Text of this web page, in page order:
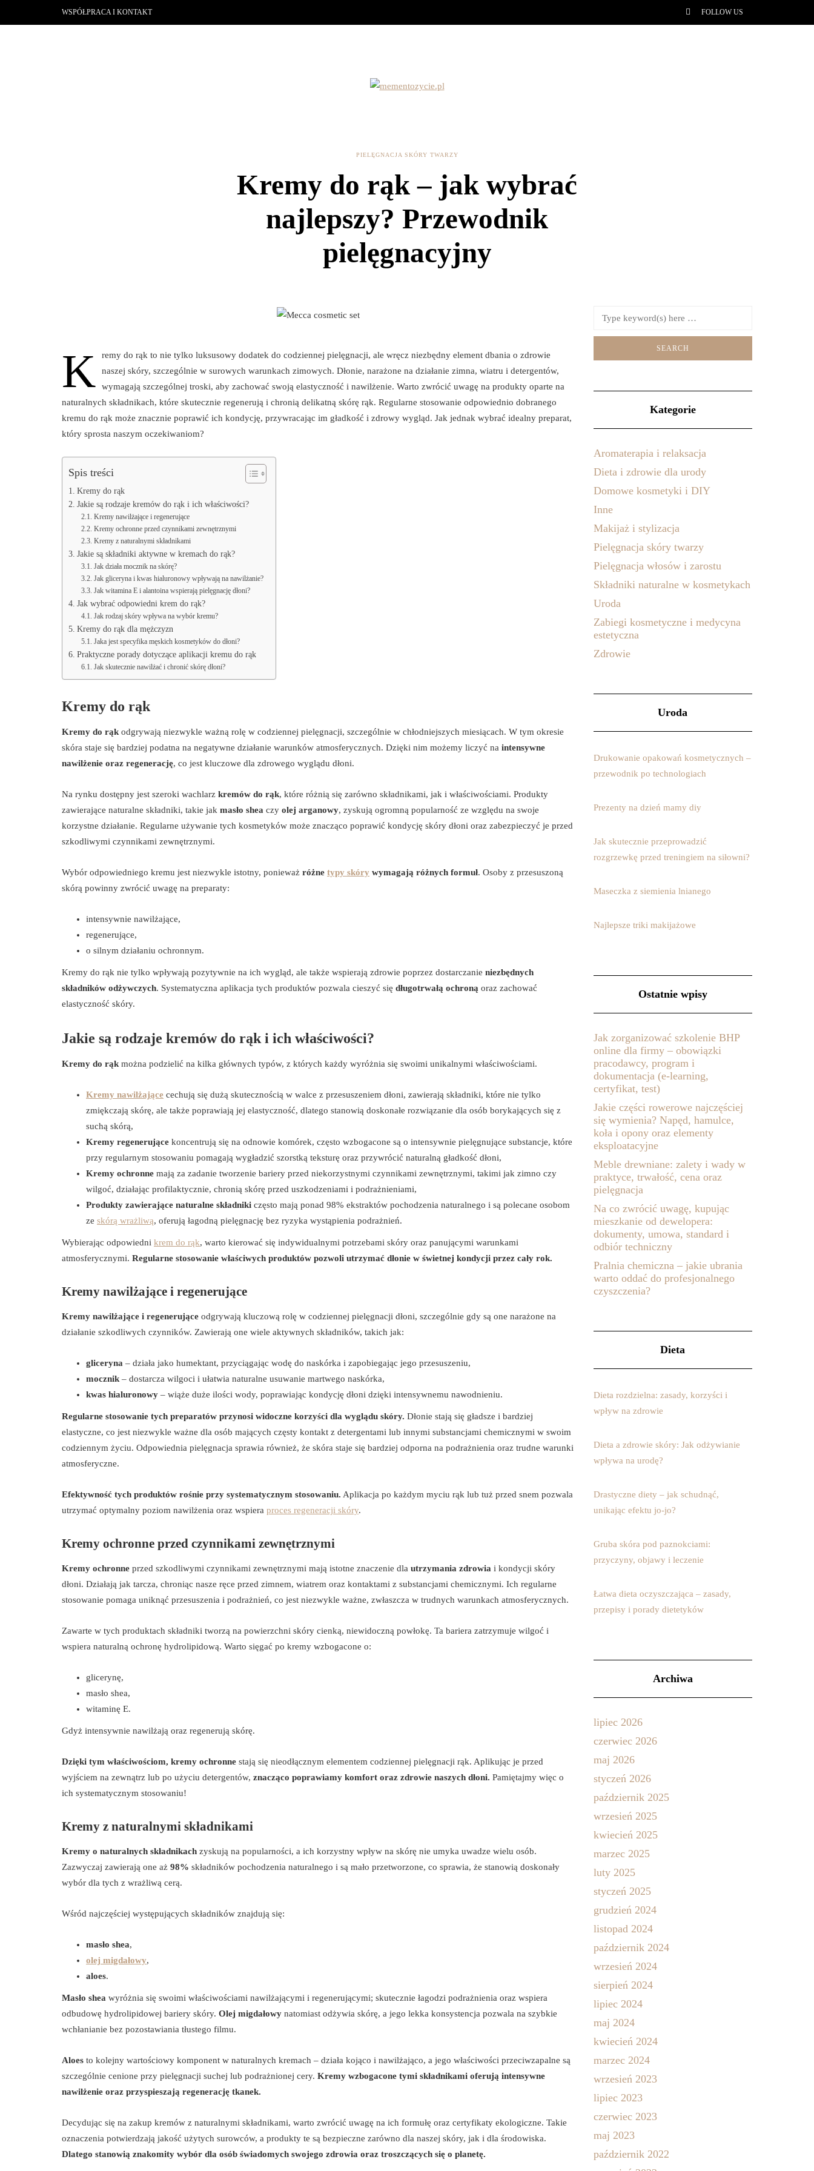
WSPÓŁPRACA I KONTAKT FOLLOW US
PIELĘGNACJA SKÓRY TWARZY
Kremy do rąk – jak wybrać
najlepszy? Przewodnik
pielęgnacyjny
K
remy do rąk to nie tylko luksusowy dodatek do codziennej pielęgnacji, ale wręcz niezbędny element dbania o zdrowie
naszej skóry, szczególnie w surowych warunkach zimowych. Dłonie, narażone na działanie zimna, wiatru i detergentów,
wymagają szczególnej troski, aby zachować swoją elastyczność i nawilżenie. Warto zwrócić uwagę na produkty oparte na
naturalnych składnikach, które skutecznie regenerują i chronią delikatną skórę rąk. Regularne stosowanie odpowiednio dobranego
kremu do rąk może znacznie poprawić ich kondycję, przywracając im gładkość i zdrowy wygląd. Jak jednak wybrać idealny preparat,
który sprosta naszym oczekiwaniom?
Spis treści
Kremy do rąk
Jakie są rodzaje kremów do rąk i ich właściwości?
Kremy nawilżające i regenerujące
Kremy ochronne przed czynnikami zewnętrznymi
Kremy z naturalnymi składnikami
Jakie są składniki aktywne w kremach do rąk?
Jak działa mocznik na skórę?
Jak gliceryna i kwas hialuronowy wpływają na nawilżanie?
Jak witamina E i alantoina wspierają pielęgnację dłoni?
Jak wybrać odpowiedni krem do rąk?
Jak rodzaj skóry wpływa na wybór kremu?
Kremy do rąk dla mężczyzn
Jaka jest specyfika męskich kosmetyków do dłoni?
Praktyczne porady dotyczące aplikacji kremu do rąk
Jak skutecznie nawilżać i chronić skórę dłoni?
Kremy do rąk
Kremy do rąk odgrywają niezwykle ważną rolę w codziennej pielęgnacji, szczególnie w chłodniejszych miesiącach. W tym okresie
skóra staje się bardziej podatna na negatywne działanie warunków atmosferycznych. Dzięki nim możemy liczyć na intensywne
nawilżenie oraz regenerację, co jest kluczowe dla zdrowego wyglądu dłoni.
Na rynku dostępny jest szeroki wachlarz kremów do rąk, które różnią się zarówno składnikami, jak i właściwościami. Produkty
zawierające naturalne składniki, takie jak masło shea czy olej arganowy, zyskują ogromną popularność ze względu na swoje
korzystne działanie. Regularne używanie tych kosmetyków może znacząco poprawić kondycję skóry dłoni oraz zabezpieczyć je przed
szkodliwymi czynnikami zewnętrznymi.
Wybór odpowiedniego kremu jest niezwykle istotny, ponieważ różne typy skóry wymagają różnych formuł. Osoby z przesuszoną
skórą powinny zwrócić uwagę na preparaty:
intensywnie nawilżające,
regenerujące,
o silnym działaniu ochronnym.
Kremy do rąk nie tylko wpływają pozytywnie na ich wygląd, ale także wspierają zdrowie poprzez dostarczanie niezbędnych
składników odżywczych. Systematyczna aplikacja tych produktów pozwala cieszyć się długotrwałą ochroną oraz zachować
elastyczność skóry.
Jakie są rodzaje kremów do rąk i ich właściwości?
Kremy do rąk można podzielić na kilka głównych typów, z których każdy wyróżnia się swoimi unikalnymi właściwościami.
Kremy nawilżające cechują się dużą skutecznością w walce z przesuszeniem dłoni, zawierają składniki, które nie tylko
zmiękczają skórę, ale także poprawiają jej elastyczność, dlatego stanowią doskonałe rozwiązanie dla osób borykających się z
suchą skórą,
Kremy regenerujące koncentrują się na odnowie komórek, często wzbogacone są o intensywnie pielęgnujące substancje, które
przy regularnym stosowaniu pomagają wygładzić szorstką teksturę oraz przywrócić naturalną gładkość dłoni,
Kremy ochronne mają za zadanie tworzenie bariery przed niekorzystnymi czynnikami zewnętrznymi, takimi jak zimno czy
wilgoć, działając profilaktycznie, chronią skórę przed uszkodzeniami i podrażnieniami,
Produkty zawierające naturalne składniki często mają ponad 98% ekstraktów pochodzenia naturalnego i są polecane osobom
ze skórą wrażliwą, oferują łagodną pielęgnację bez ryzyka wystąpienia podrażnień.
Wybierając odpowiedni krem do rąk, warto kierować się indywidualnymi potrzebami skóry oraz panującymi warunkami
atmosferycznymi. Regularne stosowanie właściwych produktów pozwoli utrzymać dłonie w świetnej kondycji przez cały rok.
Kremy nawilżające i regenerujące
Kremy nawilżające i regenerujące odgrywają kluczową rolę w codziennej pielęgnacji dłoni, szczególnie gdy są one narażone na
działanie szkodliwych czynników. Zawierają one wiele aktywnych składników, takich jak:
gliceryna – działa jako humektant, przyciągając wodę do naskórka i zapobiegając jego przesuszeniu,
mocznik – dostarcza wilgoci i ułatwia naturalne usuwanie martwego naskórka,
kwas hialuronowy – wiąże duże ilości wody, poprawiając kondycję dłoni dzięki intensywnemu nawodnieniu.
Regularne stosowanie tych preparatów przynosi widoczne korzyści dla wyglądu skóry. Dłonie stają się gładsze i bardziej
elastyczne, co jest niezwykle ważne dla osób mających częsty kontakt z detergentami lub innymi substancjami chemicznymi w swoim
codziennym życiu. Odpowiednia pielęgnacja sprawia również, że skóra staje się bardziej odporna na podrażnienia oraz trudne warunki
atmosferyczne.
Efektywność tych produktów rośnie przy systematycznym stosowaniu. Aplikacja po każdym myciu rąk lub tuż przed snem pozwala
utrzymać optymalny poziom nawilżenia oraz wspiera proces regeneracji skóry.
Kremy ochronne przed czynnikami zewnętrznymi
Kremy ochronne przed szkodliwymi czynnikami zewnętrznymi mają istotne znaczenie dla utrzymania zdrowia i kondycji skóry
dłoni. Działają jak tarcza, chroniąc nasze ręce przed zimnem, wiatrem oraz kontaktami z substancjami chemicznymi. Ich regularne
stosowanie pomaga uniknąć przesuszenia i podrażnień, co jest niezwykle ważne, zwłaszcza w trudnych warunkach atmosferycznych.
Zawarte w tych produktach składniki tworzą na powierzchni skóry cienką, niewidoczną powłokę. Ta bariera zatrzymuje wilgoć i
wspiera naturalną ochronę hydrolipidową. Warto sięgać po kremy wzbogacone o:
glicerynę,
masło shea,
witaminę E.
Gdyż intensywnie nawilżają oraz regenerują skórę.
Dzięki tym właściwościom, kremy ochronne stają się nieodłącznym elementem codziennej pielęgnacji rąk. Aplikując je przed
wyjściem na zewnątrz lub po użyciu detergentów, znacząco poprawiamy komfort oraz zdrowie naszych dłoni. Pamiętajmy więc o
ich systematycznym stosowaniu!
Kremy z naturalnymi składnikami
Kremy o naturalnych składnikach zyskują na popularności, a ich korzystny wpływ na skórę nie umyka uwadze wielu osób.
Zazwyczaj zawierają one aż 98% składników pochodzenia naturalnego i są mało przetworzone, co sprawia, że stanowią doskonały
wybór dla tych z wrażliwą cerą.
Wśród najczęściej występujących składników znajdują się:
masło shea,
olej migdałowy,
aloes.
Masło shea wyróżnia się swoimi właściwościami nawilżającymi i regenerującymi; skutecznie łagodzi podrażnienia oraz wspiera
odbudowę hydrolipidowej bariery skóry. Olej migdałowy natomiast odżywia skórę, a jego lekka konsystencja pozwala na szybkie
wchłanianie bez pozostawiania tłustego filmu.
Aloes to kolejny wartościowy komponent w naturalnych kremach – działa kojąco i nawilżająco, a jego właściwości przeciwzapalne są
szczególnie cenione przy pielęgnacji suchej lub podrażnionej cery. Kremy wzbogacone tymi składnikami oferują intensywne
nawilżenie oraz przyspieszają regenerację tkanek.
Decydując się na zakup kremów z naturalnymi składnikami, warto zwrócić uwagę na ich formułę oraz certyfikaty ekologiczne. Takie
oznaczenia potwierdzają jakość użytych surowców, a produkty te są bezpieczne zarówno dla naszej skóry, jak i dla środowiska.
Dlatego stanowią znakomity wybór dla osób świadomych swojego zdrowia oraz troszczących się o planetę.
Kategorie
Aromaterapia i relaksacja
Dieta i zdrowie dla urody
Domowe kosmetyki i DIY
Inne
Makijaż i stylizacja
Pielęgnacja skóry twarzy
Pielęgnacja włosów i zarostu
Składniki naturalne w kosmetykach
Uroda
Zabiegi kosmetyczne i medycyna
estetyczna
Zdrowie
Uroda
Drukowanie opakowań kosmetycznych –
przewodnik po technologiach
Prezenty na dzień mamy diy
Jak skutecznie przeprowadzić
rozgrzewkę przed treningiem na siłowni?
Maseczka z siemienia lnianego
Najlepsze triki makijażowe
Ostatnie wpisy
Jak zorganizować szkolenie BHP
online dla firmy – obowiązki
pracodawcy, program i
dokumentacja (e-learning,
certyfikat, test)
Jakie części rowerowe najczęściej
się wymienia? Napęd, hamulce,
koła i opony oraz elementy
eksploatacyjne
Meble drewniane: zalety i wady w
praktyce, trwałość, cena oraz
pielęgnacja
Na co zwrócić uwagę, kupując
mieszkanie od dewelopera:
dokumenty, umowa, standard i
odbiór techniczny
Pralnia chemiczna – jakie ubrania
warto oddać do profesjonalnego
czyszczenia?
Dieta
Dieta rozdzielna: zasady, korzyści i
wpływ na zdrowie
Dieta a zdrowie skóry: Jak odżywianie
wpływa na urodę?
Drastyczne diety – jak schudnąć,
unikając efektu jo-jo?
Gruba skóra pod paznokciami:
przyczyny, objawy i leczenie
Łatwa dieta oczyszczająca – zasady,
przepisy i porady dietetyków
Archiwa
lipiec 2026
czerwiec 2026
maj 2026
styczeń 2026
październik 2025
wrzesień 2025
kwiecień 2025
marzec 2025
luty 2025
styczeń 2025
grudzień 2024
listopad 2024
październik 2024
wrzesień 2024
sierpień 2024
lipiec 2024
maj 2024
kwiecień 2024
marzec 2024
wrzesień 2023
lipiec 2023
czerwiec 2023
maj 2023
październik 2022